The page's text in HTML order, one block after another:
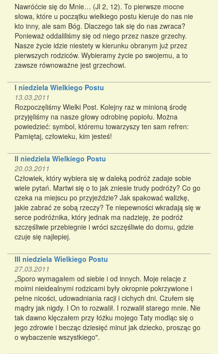
Nawróćcie się do Mnie… (Jl 2, 12). To pierwsze mocne
słowa, które u początku wielkiego postu kieruje do nas nie
kto inny, ale sam Bóg. Dlaczego tak się do nas zwraca?
Ponieważ oddaliliśmy się od niego przez nasze grzechy.
Nasze życie idzie niestety w kierunku obranym już przez
pierwszych rodziców. Wybieramy życie po swojemu, a to
zawsze równoważne jest grzechowi.
I niedziela Wielkiego Postu
13.03.2011
Rozpoczęliśmy Wielki Post. Kolejny raz w minioną środę
przyjęliśmy na nasze głowy odrobinę popiołu. Można
powiedzieć: symbol, któremu towarzyszy ten sam refren:
Pamiętaj, człowieku, kim jesteś!
II niedziela Wielkiego Postu
20.03.2011
Człowiek, który wybiera się w daleką podróż zadaje sobie
wiele pytań. Martwi się o to jak zniesie trudy podróży? Co go
czeka na miejscu po przyjeździe? Jak spakować walizkę,
jakie zabrać ze sobą rzeczy? Te niepewności wkradają się w
serce podróżnika, który jednak ma nadzieję, że podróż
szczęśliwie przebiegnie i wróci szczęśliwie do domu, gdzie
czuje się najlepiej.
III niedziela Wielkiego Postu
27.03.2011
„Sporo wymagałem od siebie i od innych. Moje relacje z
moimi nieidealnymi rodzicami były okropnie pokrzywione i
pełne nicości, udowadniania racji i cichych dni. Czułem się
mądry jak nigdy. I On to rozwalił. I rozwalił starego mnie. Nie
tak dawno klęczałem przy łóżku mojego Taty modląc się o
jego zdrowie i becząc dziesięć minut jak dziecko, prosząc go
o wybaczenie wszystkiego".